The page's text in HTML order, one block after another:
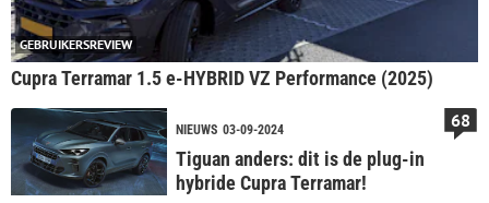
GEBRUIKERSREVIEW
Cupra Terramar 1.5 e-HYBRID VZ Performance (2025)
NIEUWS 03-09-2024
Tiguan anders: dit is de plug-in
hybride Cupra Terramar!
68